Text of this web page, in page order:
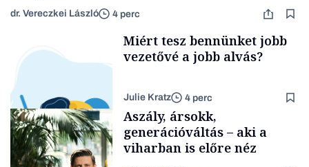
dr. Vereczkei László 4 perc
Miért tesz bennünket jobb
vezetővé a jobb alvás?
Julie Kratz 4 perc
Aszály, ársokk,
generációváltás – aki a
viharban is előre néz